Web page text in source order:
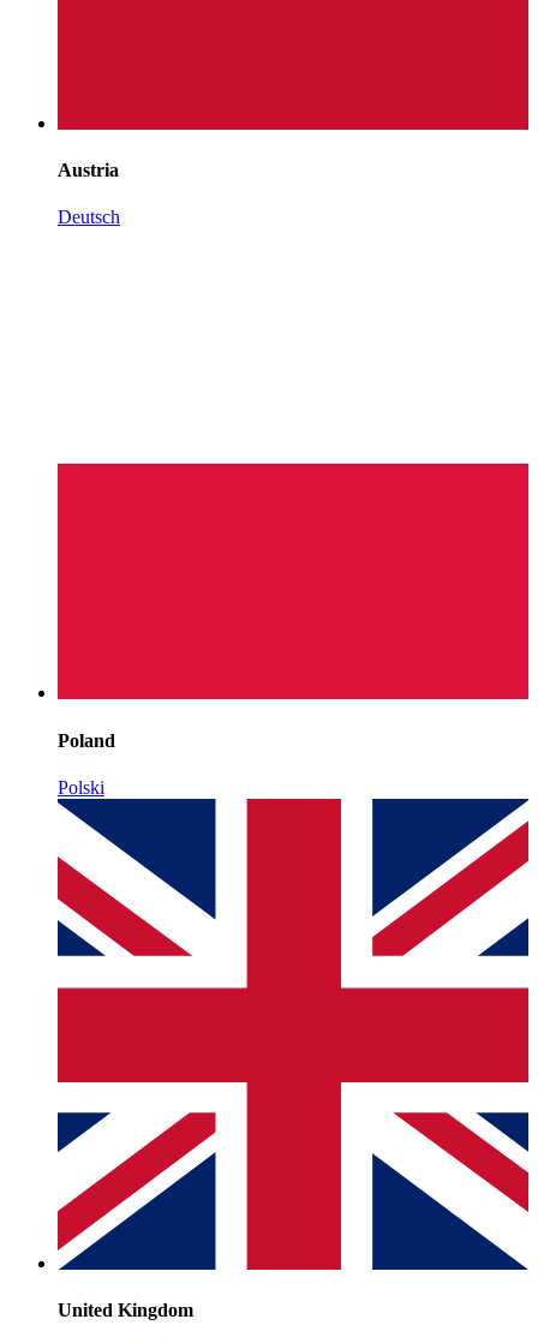
Austria
Deutsch
Poland
Polski
United Kingdom